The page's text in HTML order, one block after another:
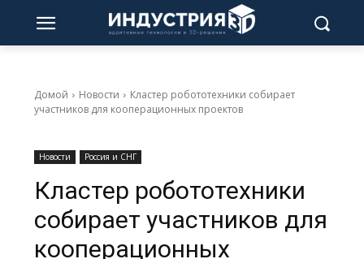
Домой Новости
Кластер робототехники собирает
участников для кооперационных проектов
Новости Россия и СНГ
Кластер робототехники
собирает участников для
кооперационных